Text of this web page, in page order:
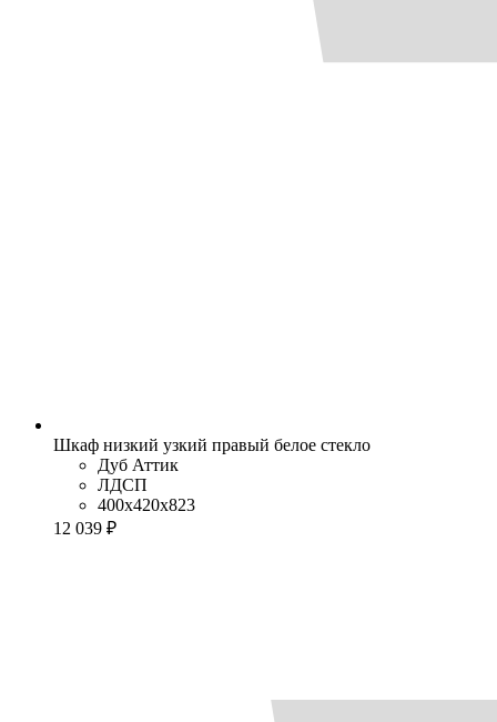
Шкаф низкий узкий правый белое стекло
Дуб Аттик
ЛДСП
400x420x823
12 039 ₽